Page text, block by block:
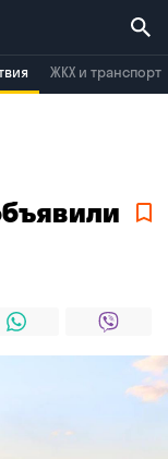
ЖКХ и транспорт